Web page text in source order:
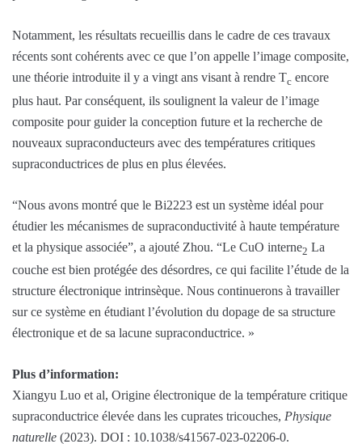
Notamment, les résultats recueillis dans le cadre de ces travaux
récents sont cohérents avec ce que l’on appelle l’image composite,
une théorie introduite il y a vingt ans visant à rendre Tc encore
plus haut. Par conséquent, ils soulignent la valeur de l’image
composite pour guider la conception future et la recherche de
nouveaux supraconducteurs avec des températures critiques
supraconductrices de plus en plus élevées.
“Nous avons montré que le Bi2223 est un système idéal pour
étudier les mécanismes de supraconductivité à haute température
et la physique associée”, a ajouté Zhou. “Le CuO interne2 La
couche est bien protégée des désordres, ce qui facilite l’étude de la
structure électronique intrinsèque. Nous continuerons à travailler
sur ce système en étudiant l’évolution du dopage de sa structure
électronique et de sa lacune supraconductrice. »
Plus d’information:
Xiangyu Luo et al, Origine électronique de la température critique
supraconductrice élevée dans les cuprates tricouches, Physique
naturelle (2023). DOI : 10.1038/s41567-023-02206-0.